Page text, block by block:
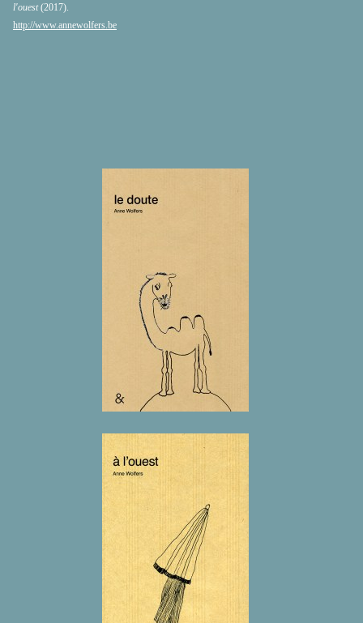
l'ouest(2017).
http://www.annewolfers.be